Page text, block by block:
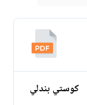
كوستي بندلي